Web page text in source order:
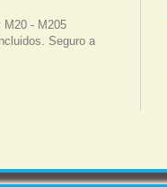
M20 - M205
Seguro a